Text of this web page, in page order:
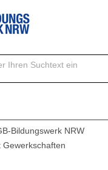
Bildungswerk NRW
Gewerkschaften